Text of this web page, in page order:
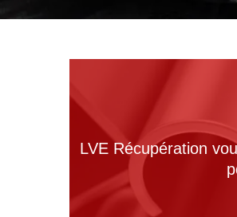
LVE Récupération